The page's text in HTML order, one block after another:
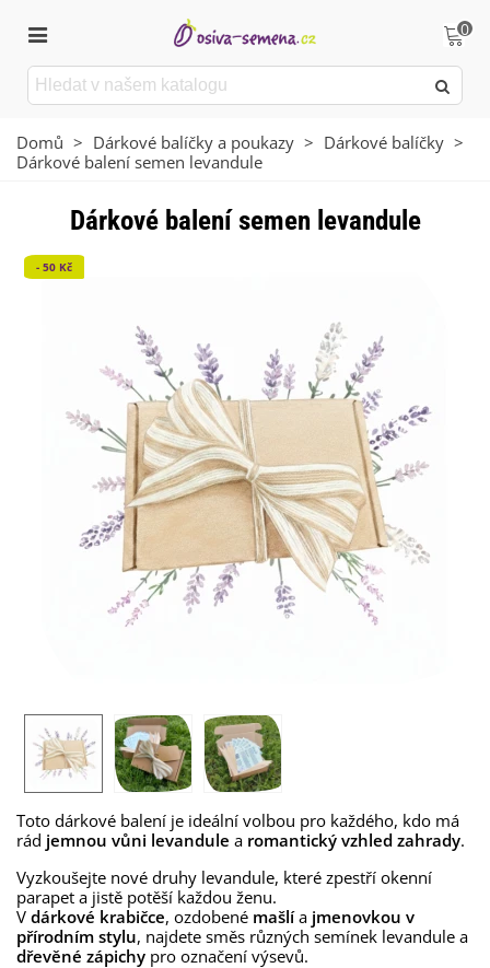
0
Domů > Dárkové balíčky a poukazy > Dárkové balíčky >
Dárkové balení semen levandule
Dárkové balení semen levandule
- 50 Kč
Toto dárkové balení je ideální volbou pro každého, kdo má
rád jemnou vůni levandule a romantický vzhled zahrady.
Vyzkoušejte nové druhy levandule, které zpestří okenní
parapet a jistě potěší každou ženu.
V dárkové krabičce, ozdobené mašlía jmenovkou v
přírodním stylu, najdete směs různých semínek levandule a
dřevěné zápichy pro označení výsevů.